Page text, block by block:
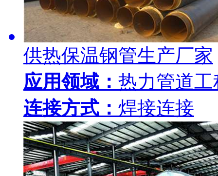
供热保温钢管生产厂家
应用领域： 热力管道工
连接方式： 焊接连接